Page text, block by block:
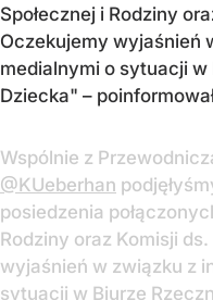
Społecznej i Rodziny
Oczekujemy wyjaśnień
medialnymi o sytuacji
Dziecka" –
Wspólnie z
@KUeberhan
posiedzenia
Rodziny oraz Komisji
wyjaśnień w związku z
sytuacji w Biurze